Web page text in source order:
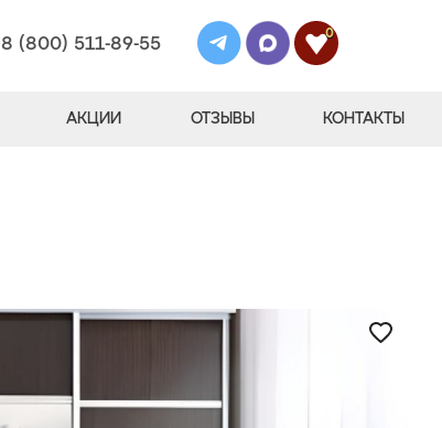
8 (800) 511-89-55
0
АКЦИИ ОТЗЫВЫ КОНТАКТЫ